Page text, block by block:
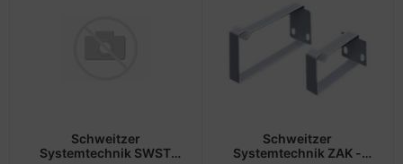
Schweitzer
Systemtechnik SWST
Schweitzer
Systemtechnik ZAK -